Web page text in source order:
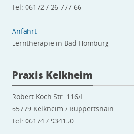
Tel: 06172 / 26 777 66
Anfahrt
Lerntherapie in Bad Homburg
Praxis Kelkheim
Robert Koch Str. 116/I
65779 Kelkheim / Ruppertshain
Tel: 06174 / 934150